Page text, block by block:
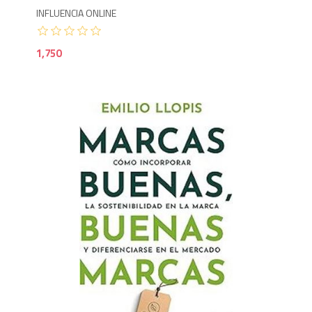
INFLUENCIA ONLINE
1,750